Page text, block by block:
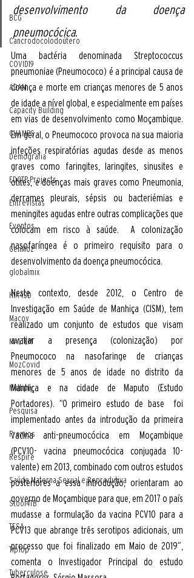
BCG
Cancrodocolodoútero
COVID19
ADAM
Capacity Building
CHAMPS
Demografia
EDCTP Projects
Entrevistas
Eventos
GenMoz
globalmix
HIA4SD
Macov
MALTEM
MozCovid
Multiply
Pesquisa
Premios
Respire
Saúde Materna Sexual e Reprodutiva
Stool4TB
TESA
TipTop
Tuberculose
desenvolvimento da doença
pneumocócica.
Uma bactéria denominada Streptococcus
pneumoniae (Pneumococo) é a principal causa de
doença e morte em crianças menores de 5 anos
de idade a nível global, e especialmente em países
em vias de desenvolvimento como Moçambique.
Em geral, o Pneumococo provoca na sua maioria
infeções respiratórias agudas desde as menos
graves como faringites, laringites, sinusites e
otites, e doenças mais graves como Pneumonia,
derrames pleurais, sépsis ou bacteriémias e
meningites agudas entre outras complicações que
colocam em risco à saúde.  A colonização
nasofaríngea é o primeiro requisito para o
desenvolvimento da doença pneumocócica.
Neste contexto, desde 2012, o Centro de
Investigação em Saúde de Manhiça (CISM), tem
realizado um conjunto de estudos que visam
avaliar a presença (colonização) por
Pneumococo na nasofaringe de crianças
menores de 5 anos de idade no distrito da
Manhiça e na cidade de Maputo (Estudo
Portadores). “O primeiro estudo de base  foi
implementado antes da introdução da primeira
vacina anti-pneumocócica em Moçambique
(PCV10- vacina pneumocócica conjugada 10-
valente) em 2013, combinado com outros estudos
posteriores a essa introdução, orientaram ao
governo de Moçambique para que, em 2017 o país
mudasse a formulação da vacina PCV10 para a
PCV13 que abrange três serotipos adicionais, um
processo que foi finalizado em Maio de 2019”,
comenta o Investigador Principal do estudo